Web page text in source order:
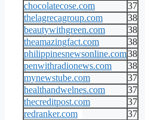
chocolatecose.com
37
thelagrecagroup.com
38
beautywithgreen.com
38
theamazingfact.com
38
philippinesnewsonline.com38
penwithradionews.com
38
mynewstube.com
37
healthandwelnes.com
37
thecreditpost.com
37
redranker.com
37